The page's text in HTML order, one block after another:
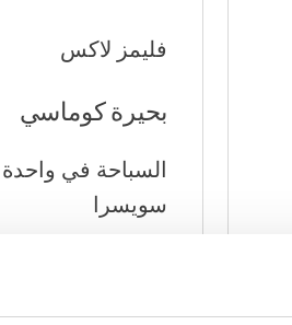
فليمز لاكس
بحيرة كوماسي
السباحة في
سويسرا